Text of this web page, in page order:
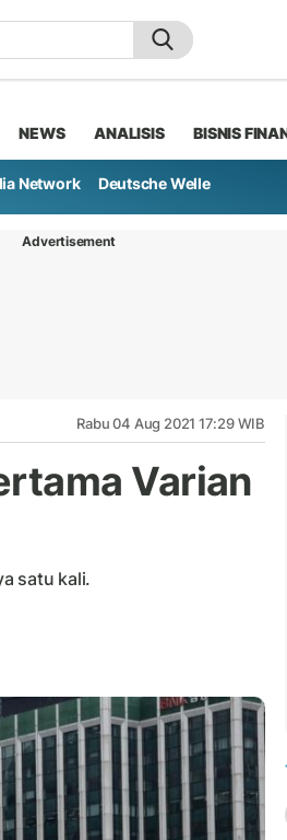
NEWS ANALISIS BISNIS
Network Deutsche Welle
Advertisement
Rabu 04 Aug 2021 17:29 WIB
Varian
satu kali.